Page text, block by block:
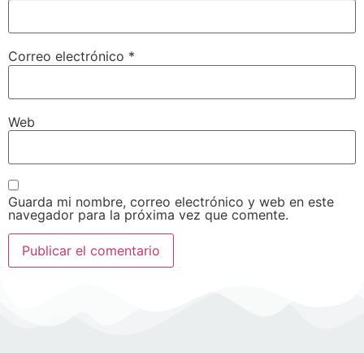
Correo electrónico *
Web
Guarda mi nombre, correo electrónico y web en este
navegador para la próxima vez que comente.